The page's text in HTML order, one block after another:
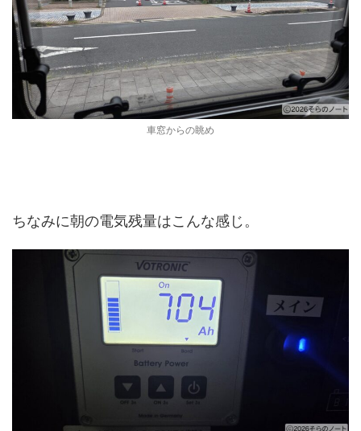
車窓からの眺め
ちなみに朝の電気残量はこんな感じ。